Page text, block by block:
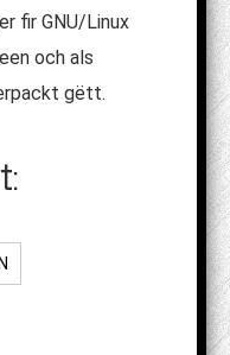
fir GNU/Linux
och als
gëtt.